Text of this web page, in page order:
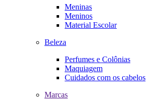
Meninas
Meninos
Material Escolar
Beleza
Perfumes e Colônias
Maquiagem
Cuidados com os cabelos
Marcas